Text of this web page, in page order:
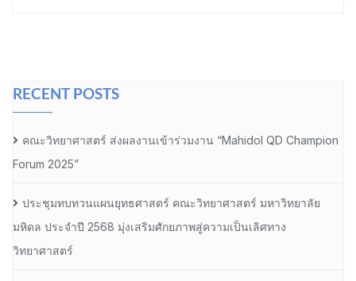
RECENT POSTS
คณะวิทยาศาสตร์ ส่งผลงานเข้าร่วมงาน “Mahidol QD Champion
Forum 2025”
ประชุมทบทวนแผนยุทธศาสตร์ คณะวิทยาศาสตร์ มหาวิทยาลัย
มหิดล ประจำปี 2568 มุ่งเสริมศักยภาพสู่ความเป็นเลิศทาง
วิทยาศาสตร์